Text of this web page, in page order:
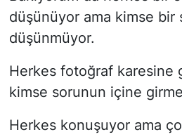
düşünüyor ama kimse bir
düşünmüyor.
Herkes fotoğraf karesine
kimse sorunun içine
Herkes konuşuyor ama